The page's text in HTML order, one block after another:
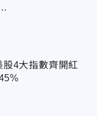
股4大指數齊開紅